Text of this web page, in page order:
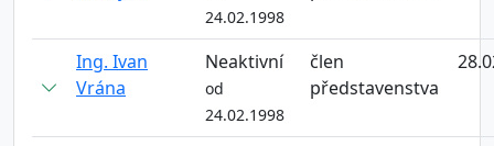
24.02.1998
Ing. Ivan
Vrána
Neaktivní
od
24.02.1998
člen
představenstva